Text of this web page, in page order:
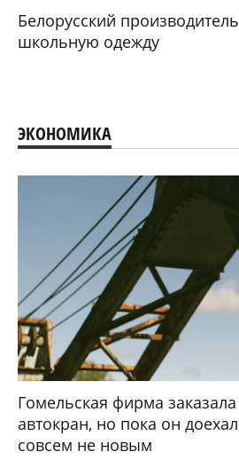
Белорусский
школьную одежду
ЭКОНОМИКА
Гомельская фирма
автокран, но пока он
совсем не новым